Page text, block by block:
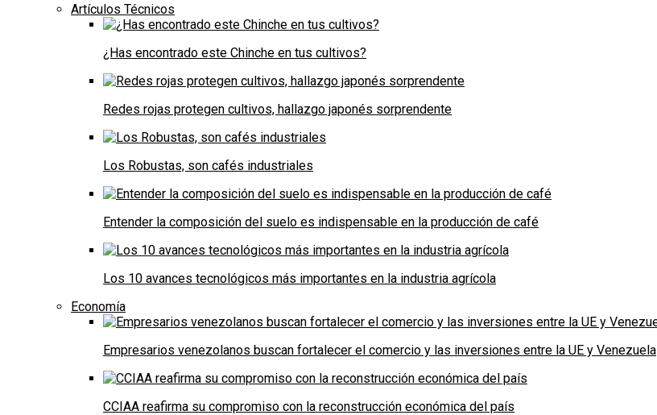
Artículos Técnicos
¿Has encontrado este Chinche en tus cultivos?
Redes rojas protegen cultivos, hallazgo japonés sorprendente
Los Robustas, son cafés industriales
Entender la composición del suelo es indispensable en la producción de café
Los 10 avances tecnológicos más importantes en la industria agrícola
Economía
Empresarios venezolanos buscan fortalecer el comercio y las inversiones entre la UE y Venezuela
CCIAA reafirma su compromiso con la reconstrucción económica del país